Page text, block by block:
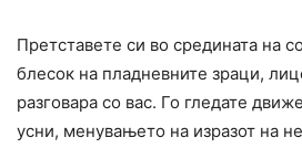
Претставете си во средината на
блесок на пладневните зраци,
разговара co вас. Го гледате
усни, менувањето на изразот на